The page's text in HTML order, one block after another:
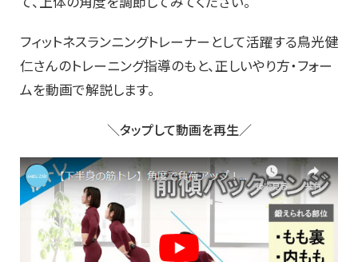
フィットネスランニングトレーナーとして活躍する鳥光健
仁さんのトレーニング指導のもと、正しいやり方・フォー
ムを動画で解説します。
＼タップして動画を再生／